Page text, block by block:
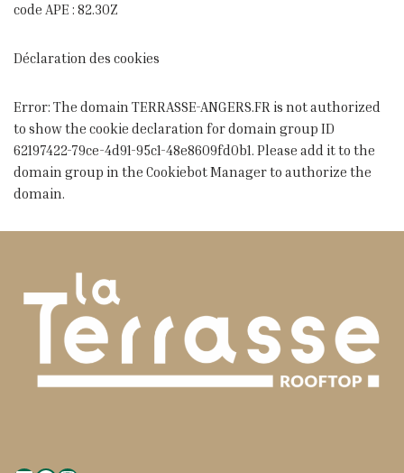
code APE : 82.30Z
Déclaration des cookies
Error: The domain TERRASSE-ANGERS.FR is not authorized
to show the cookie declaration for domain group ID
62197422-79ce-4d91-95c1-48e8609fd0b1. Please add it to the
domain group in the Cookiebot Manager to authorize the
domain.